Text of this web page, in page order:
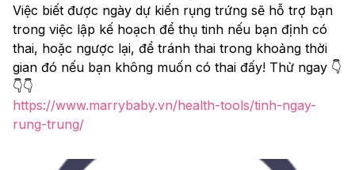
Việc biết được ngày dự kiến rụng trứng sẽ hỗ trợ bạn
trong việc lập kế hoạch để thụ tinh nếu bạn định có
thai, hoặc ngược lại, để tránh thai trong khoảng thời
gian đó nếu bạn không muốn có thai đấy! Thử ngay 👇
👇👇
https://www.marrybaby.vn/health-tools/tinh-ngay-
rung-trung/